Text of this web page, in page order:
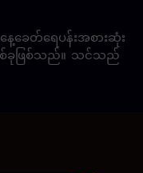
ခေတ်ရေပန်းအစားဆုံး
စ်ခုဖြစ်သည်။ သင်သည်